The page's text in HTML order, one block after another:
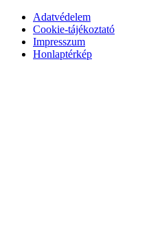
Adatvédelem
Cookie-tájékoztató
Impresszum
Honlaptérkép